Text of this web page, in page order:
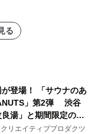
る
登場！ 「サウナのあ
」第2弾 渋谷
湯」と期間限定のコ
サウナイキタイコラ
リエイティブプロダクツ